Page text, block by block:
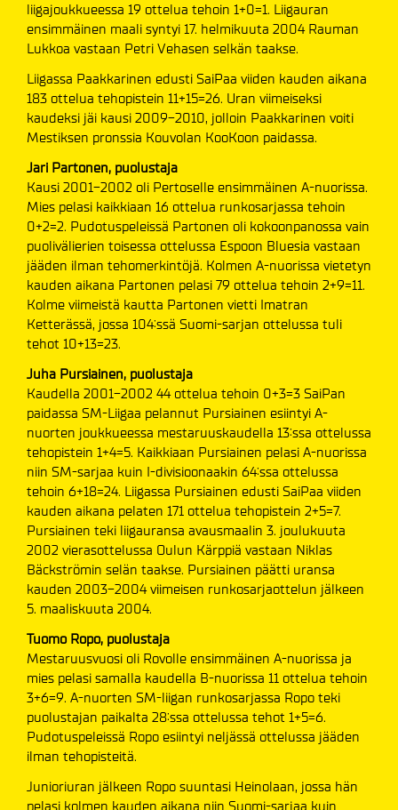
liigajoukkueessa 19 ottelua tehoin 1+0=1. Liigauran
ensimmäinen maali syntyi 17. helmikuuta 2004 Rauman
Lukkoa vastaan Petri Vehasen selkän taakse.
Liigassa Paakkarinen edusti SaiPaa viiden kauden aikana
183 ottelua tehopistein 11+15=26. Uran viimeiseksi
kaudeksi jäi kausi 2009-2010, jolloin Paakkarinen voiti
Mestiksen pronssia Kouvolan KooKoon paidassa.
Jari Partonen, puolustaja
Kausi 2001-2002 oli Pertoselle ensimmäinen A-nuorissa.
Mies pelasi kaikkiaan 16 ottelua runkosarjassa tehoin
0+2=2. Pudotuspeleissä Partonen oli kokoonpanossa vain
puolivälierien toisessa ottelussa Espoon Bluesia vastaan
jääden ilman tehomerkintöjä. Kolmen A-nuorissa vietetyn
kauden aikana Partonen pelasi 79 ottelua tehoin 2+9=11.
Kolme viimeistä kautta Partonen vietti Imatran
Ketterässä, jossa 104:ssä Suomi-sarjan ottelussa tuli
tehot 10+13=23.
Juha Pursiainen, puolustaja
Kaudella 2001-2002 44 ottelua tehoin 0+3=3 SaiPan
paidassa SM-Liigaa pelannut Pursiainen esiintyi A-
nuorten joukkueessa mestaruuskaudella 13:ssa ottelussa
tehopistein 1+4=5. Kaikkiaan Pursiainen pelasi A-nuorissa
niin SM-sarjaa kuin I-divisioonaakin 64:ssa ottelussa
tehoin 6+18=24. Liigassa Pursiainen edusti SaiPaa viiden
kauden aikana pelaten 171 ottelua tehopistein 2+5=7.
Pursiainen teki liigauransa avausmaalin 3. joulukuuta
2002 vierasottelussa Oulun Kärppiä vastaan Niklas
Bäckströmin selän taakse. Pursiainen päätti uransa
kauden 2003-2004 viimeisen runkosarjaottelun jälkeen
5. maaliskuuta 2004.
Tuomo Ropo, puolustaja
Mestaruusvuosi oli Rovolle ensimmäinen A-nuorissa ja
mies pelasi samalla kaudella B-nuorissa 11 ottelua tehoin
3+6=9. A-nuorten SM-liigan runkosarjassa Ropo teki
puolustajan paikalta 28:ssa ottelussa tehot 1+5=6.
Pudotuspeleissä Ropo esiintyi neljässä ottelussa jääden
ilman tehopisteitä.
Junioriuran jälkeen Ropo suuntasi Heinolaan, jossa hän
pelasi kolmen kauden aikana niin Suomi-sarjaa kuin